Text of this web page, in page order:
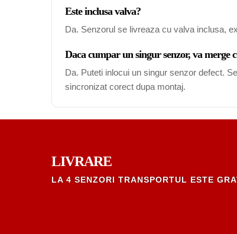
Este inclusa valva?
Da. Senzorul se livreaza cu valva inclusa,
Daca cumpar un singur senzor, va merge
Da. Puteti inlocui un singur senzor defect.
sincronizat corect dupa montaj.
LIVRARE
LA 4 SENZORI TRANSPORTUL ESTE